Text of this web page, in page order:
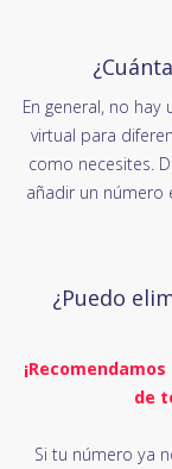
En general, no
virtual para
como necesites.
añadir un número
¿Puedo
de
Si tu número ya